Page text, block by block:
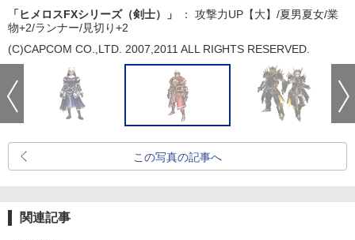
「ヒメロスFXシリーズ（剣士）」
： 攻撃力UP【大】/夏男夏女/業
物+2/ランナー/見切り+2
(C)CAPCOM CO.,LTD. 2007,2011 ALL RIGHTS RESERVED.
この写真の記事へ
関連記事